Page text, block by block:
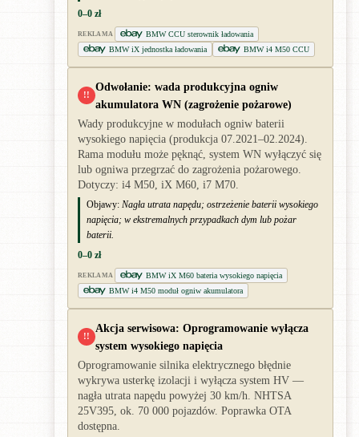
0–0 zł
REKLAMA
BMW CCU sterownik ładowania
BMW iX jednostka ładowania
BMW i4 M50 CCU
!!
Odwołanie: wada produkcyjna ogniw
akumulatora WN (zagrożenie pożarowe)
Wady produkcyjne w modułach ogniw baterii
wysokiego napięcia (produkcja 07.2021–02.2024).
Rama modułu może pęknąć, system WN wyłączyć się
lub ogniwa przegrzać do zagrożenia pożarowego.
Dotyczy: i4 M50, iX M60, i7 M70.
Objawy: Nagła utrata napędu; ostrzeżenie baterii wysokiego
napięcia; w ekstremalnych przypadkach dym lub pożar
baterii.
0–0 zł
REKLAMA
BMW iX M60 bateria wysokiego napięcia
BMW i4 M50 moduł ogniw akumulatora
!!
Akcja serwisowa: Oprogramowanie wyłącza
system wysokiego napięcia
Oprogramowanie silnika elektrycznego błędnie
wykrywa usterkę izolacji i wyłącza system HV —
nagła utrata napędu powyżej 30 km/h. NHTSA
25V395, ok. 70 000 pojazdów. Poprawka OTA
dostępna.